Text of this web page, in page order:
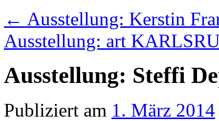
← Ausstellung: Kerstin
Ausstellung: art
Ausstellung: Steffi
Publiziert am 1. März 2014